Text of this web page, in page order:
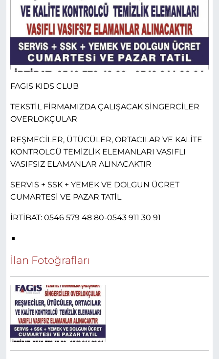
FAGIS KIDS CLUB
TEKSTİL FİRMAMIZDA ÇALIŞACAK SİNGERCİLER
OVERLOKÇULAR
REŞMECİLER, ÜTÜCÜLER, ORTACILAR VE KALİTE
KONTROLCÜ TEMİZLİK ELEMANLARI VASIFLI
VASIFSIZ ELAMANLAR ALINACAKTIR
SERVIS + SSK + YEMEK VE DOLGUN ÜCRET
CUMARTESİ VE PAZAR TATİL
İRTİBAT: 0546 579 48 80-0543 911 30 91
İlan Fotoğrafları